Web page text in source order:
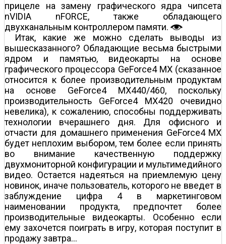
прицеле на замену графического ядра чипсета
nVIDIA nFORCE, также обладающего
двухканальным контроллером памяти.
Итак, какие же можно сделать выводы из
вышесказанного? Обладающие весьма быстрыми
ядром и памятью, видеокарты на основе
графического процессора GeForce4 MX (сказанное
относится к более производительным продуктам
на основе GeForce4 MX440/460, поскольку
производительность GeForce4 MX420 очевидно
невелика), к сожалению, способны поддерживать
технологии вчерашнего дня. Для офисного и
отчасти для домашнего применения GeForce4 MX
будет неплохим выбором, тем более если принять
во внимание качественную поддержку
двухмониторной конфигурации и мультимедийного
видео. Остается надеяться на приемлемую цену
новинок, иначе пользователь, которого не введет в
заблуждение цифра 4 в маркетинговом
наименовании продукта, предпочтет более
производительные видеокарты. Особенно если
ему захочется поиграть в игру, которая поступит в
продажу завтра…